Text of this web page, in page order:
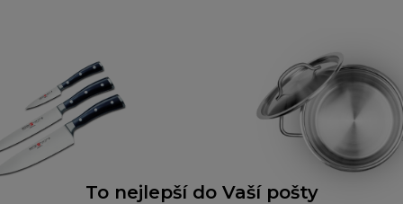
To nejlepší do Vaší pošty